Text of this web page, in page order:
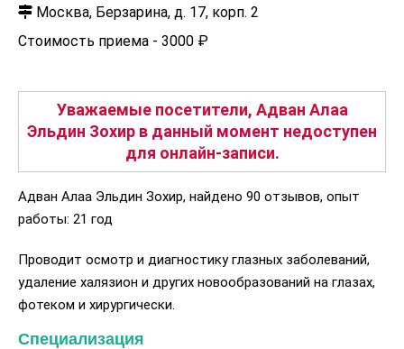
Москва, Берзарина, д. 17, корп. 2
Стоимость приема - 3000 ₽
Уважаемые посетители, Адван Алаа
Эльдин Зохир в данный момент недоступен
для онлайн-записи.
Адван Алаа Эльдин Зохир, найдено 90 отзывов, опыт
работы: 21 год
Проводит осмотр и диагностику глазных заболеваний,
удаление халязион и других новообразований на глазах,
фотеком и хирургически.
Специализация